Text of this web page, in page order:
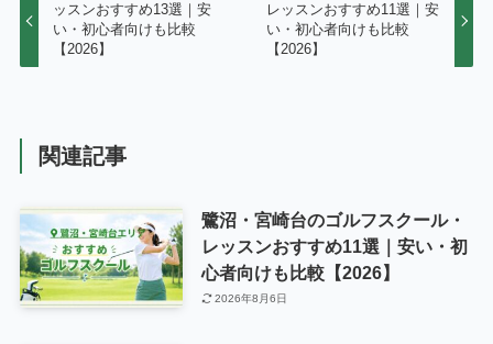
ッスンおすすめ13選｜安
い・初心者向けも比較
【2026】
レッスンおすすめ11選｜安
い・初心者向けも比較
【2026】
関連記事
鷺沼・宮崎台のゴルフスクール・
レッスンおすすめ11選｜安い・初
心者向けも比較【2026】
2026年8月6日